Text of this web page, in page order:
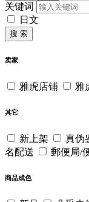
关键词
日文
搜 索
卖家
雅虎店铺 雅
其它
新上架 真伪
名配送
郵便局/
商品成色